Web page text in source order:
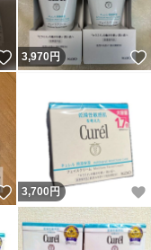
いいね！
3,970円
いいね！
3,700 円